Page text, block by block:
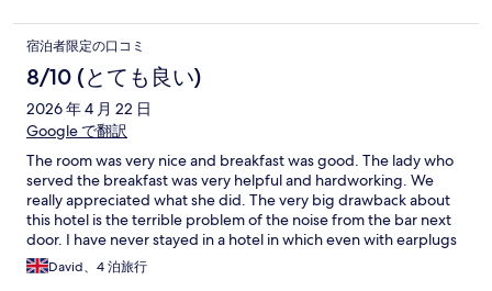
宿泊者限定の口コミ
8/10 (とても良い)
2026 年 4 月 22 日
Google で翻訳
The room was very nice and breakfast was good. The lady who
served the breakfast was very helpful and hardworking. We
really appreciated what she did. The very big drawback about
this hotel is the terrible problem of the noise from the bar next
door. I have never stayed in a hotel in which even with earplugs
it was hard to sleep due to the relentless pounding of the bass
from the bar's music system till very late into the night. Potential
David、4 泊旅行